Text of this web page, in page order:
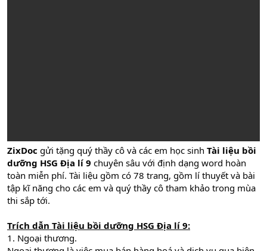
ZixDoc gửi tặng quý thầy cô và các em học sinh Tài liệu bồi
dưỡng HSG Địa lí 9 chuyên sâu với định dạng word hoàn
toàn miễn phí. Tài liệu gồm có 78 trang, gồm lí thuyết và bài
tập kĩ năng cho các em và quý thầy cô tham khảo trong mùa
thi sắp tới.
Trích dẫn Tài liệu bồi dưỡng HSG Địa lí 9:
1. Ngoại thương.